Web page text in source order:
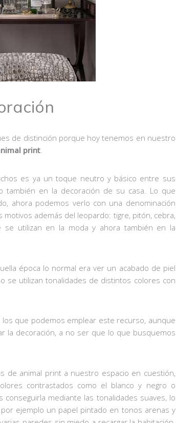
de distinción porque hoy tenemos en nuestro
print.
es ya un toque neutro y básico entre sus
en la decoración de su casa. Lo que
ahora podemos verlo con una denominación
además del leopardo: tigre, pitón, cebra,
utilizan en la moda y ahora también en la
época lo normal era ver un acabado de piel
se utilizan tonalidades de distintos colores con
que podemos emplear este recurso, aunque
la decoración, a no ser que lo que busquemos
de animal print a nuestro espacio en cuestión,
contrastados como el blanco y negro o
mediante las tonalidades suaves, lo
ejemplo un papel pintado en tonos arenas y